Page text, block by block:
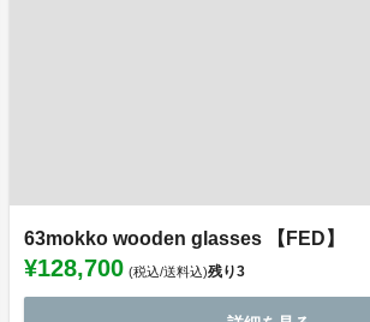
63mokko wooden glasses 【FED】
¥128,700 (税込/送料込)残り3